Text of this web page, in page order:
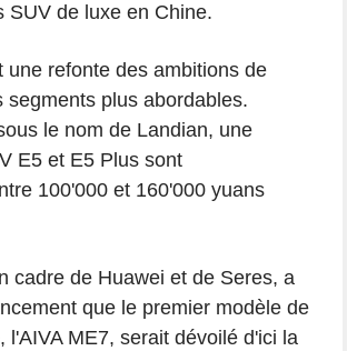
SUV de luxe en Chine.
refonte des ambitions de
plus abordables.
le nom de Landian, une
E5 et E5 Plus sont
100'000 et 160'000 yuans
cadre de Huawei et de Seres, a
que le premier modèle de
ME7, serait dévoilé d'ici la